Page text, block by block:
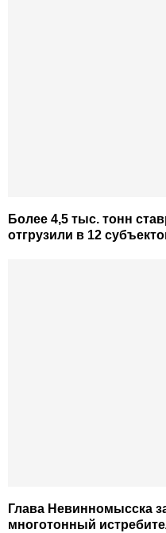
Более 4,5 тыс. тонн
отгрузили в 12
Глава Невинномысска
многотонный